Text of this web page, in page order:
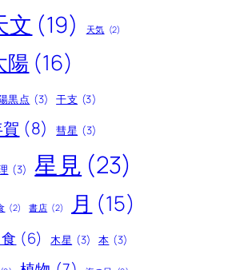
文 (19) 天気 (2)
陽 (16)
黒点 (3) 干支 (3)
(8) 彗星 (3)
(3) 星見 (23)
(2) 書店 (2) 月 (15)
(6) 木星 (3) 本 (3)